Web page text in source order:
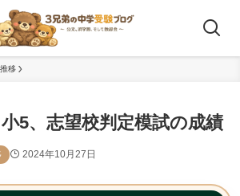
移
小5、志望校判定模試の成績
2024年10月27日